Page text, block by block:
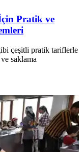
Pratik ve
çeşitli pratik tariflerle
saklama